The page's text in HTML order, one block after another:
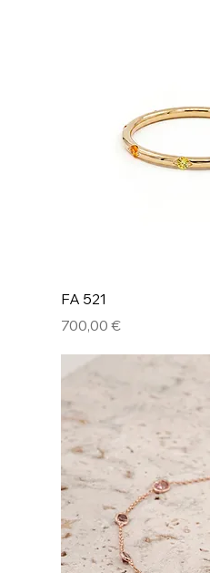
FA 521
Prix
700,00 €